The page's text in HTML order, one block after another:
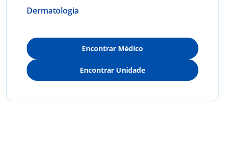
Dermatologia
Encontrar Médico
Encontrar Unidade